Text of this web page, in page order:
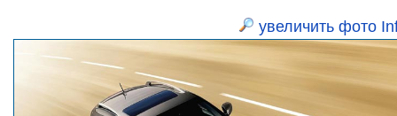
увеличить фото